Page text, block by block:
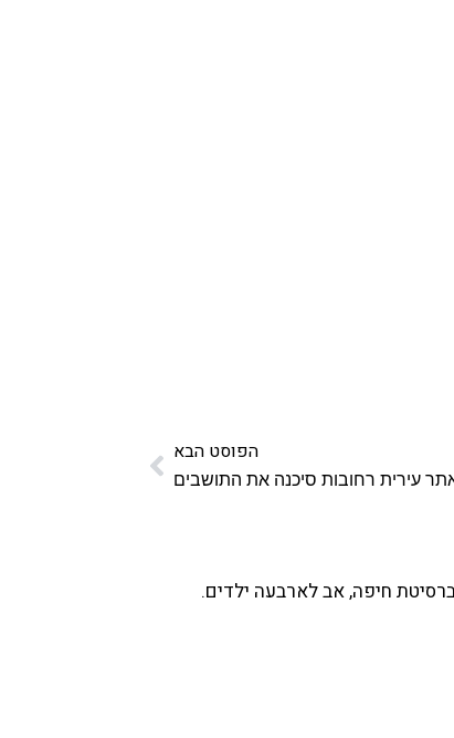
הפוסט הבא
עירית רחובות סיכנה את התושבים
חיפה, אב לארבעה ילדים.